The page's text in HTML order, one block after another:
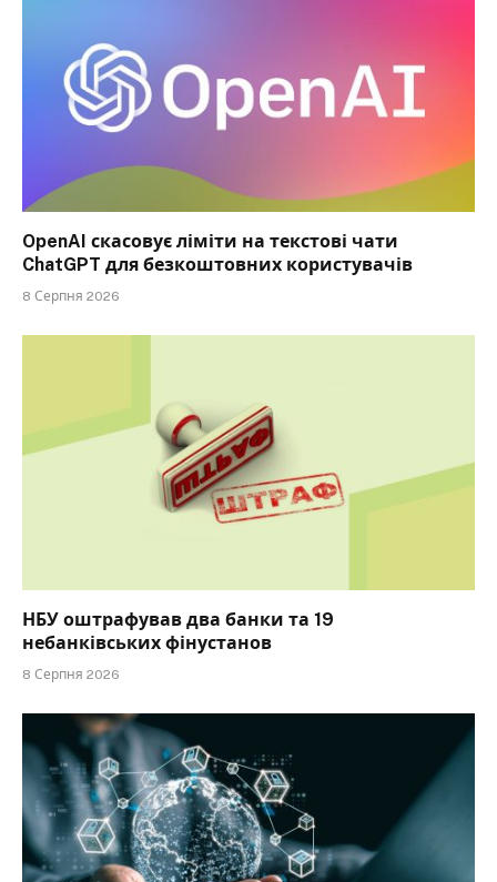
OpenAI скасовує ліміти на текстові чати
ChatGPT для безкоштовних користувачів
8 Серпня 2026
НБУ оштрафував два банки та 19
небанківських фінустанов
8 Серпня 2026